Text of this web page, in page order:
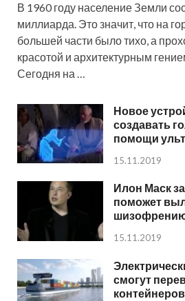
В 1960 году население Земли
миллиарда. Это значит, что на
большей части было тихо, а
красотой и архитектурным
Сегодня на …
Новое
создавать
помощи
15.11.2019
Илон Маск
поможет
15.11.2019
смогут
контейнеров